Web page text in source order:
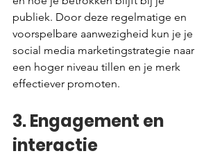
publiek. Door deze regelmatige en
voorspelbare aanwezigheid kun je je
social media marketingstrategie naar
een hoger niveau tillen en je merk
effectiever promoten.
3. Engagement en
interactie